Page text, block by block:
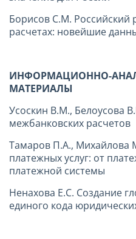
Борисов С.М. Российский
расчетах: новейшие
ИНФОРМАЦИОННО-
МАТЕРИАЛЫ
Усоскин В.М., Белоусова
межбанковских расчетов
Тамаров П.А., Михайлова
платежных услуг: от
платежной системы
Ненахова Е.С. Создание
единого кода